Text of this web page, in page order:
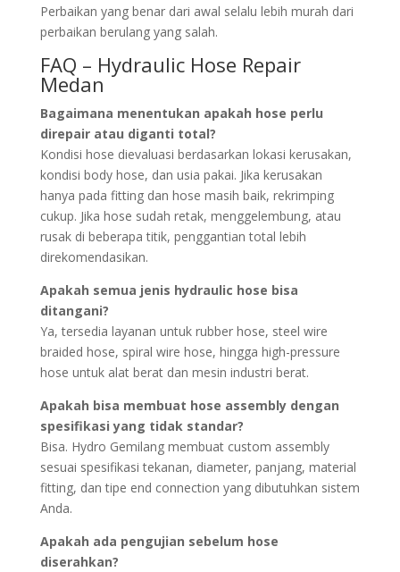
Perbaikan yang benar dari awal selalu lebih murah dari
perbaikan berulang yang salah.
FAQ – Hydraulic Hose Repair
Medan
Bagaimana menentukan apakah hose perlu
direpair atau diganti total?
Kondisi hose dievaluasi berdasarkan lokasi kerusakan,
kondisi body hose, dan usia pakai. Jika kerusakan
hanya pada fitting dan hose masih baik, rekrimping
cukup. Jika hose sudah retak, menggelembung, atau
rusak di beberapa titik, penggantian total lebih
direkomendasikan.
Apakah semua jenis hydraulic hose bisa
ditangani?
Ya, tersedia layanan untuk rubber hose, steel wire
braided hose, spiral wire hose, hingga high-pressure
hose untuk alat berat dan mesin industri berat.
Apakah bisa membuat hose assembly dengan
spesifikasi yang tidak standar?
Bisa. Hydro Gemilang membuat custom assembly
sesuai spesifikasi tekanan, diameter, panjang, material
fitting, dan tipe end connection yang dibutuhkan sistem
Anda.
Apakah ada pengujian sebelum hose
diserahkan?